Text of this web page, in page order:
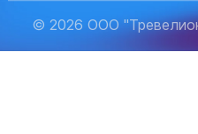
© 2026 ООО